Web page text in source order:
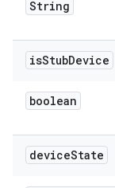
String
isStubDevice
boolean
deviceState